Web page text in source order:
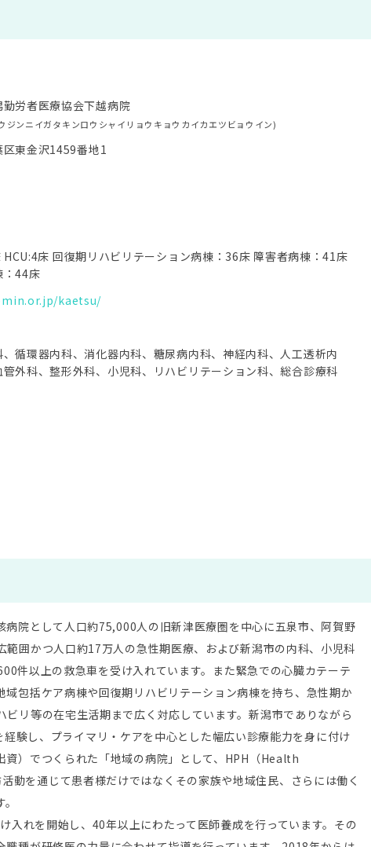
労者医療協会下越病院
ジンニイガタキンロウシャイリョウキョウカイカエツビョウイン)
東金沢1459番地1
床 回復期リハビリテーション病棟：36床 障害者病棟：41床
：44床
kaetsu/
循環器内科、消化器内科、糖尿病内科、神経内科、人工透析内
外科、整形外科、小児科、リハビリテーション科、総合診療科
院として人口約75,000人の旧新津医療圏を中心に五泉市、阿賀野
囲かつ人口約17万人の急性期医療、および新潟市の内科、小児科
件以上の救急車を受け入れています。また緊急での心臓カテーテ
包括ケア病棟や回復期リハビリテーション病棟を持ち、急性期か
リ等の在宅生活期まで広く対応しています。新潟市でありながら
験し、プライマリ・ケアを中心とした幅広い診療能力を身に付け
資）でつくられた「地域の病院」として、HPH（Health
を通じて患者様だけではなくその家族や地域住民、さらには働く
入れを開始し、40年以上にわたって医師養成を行っています。その